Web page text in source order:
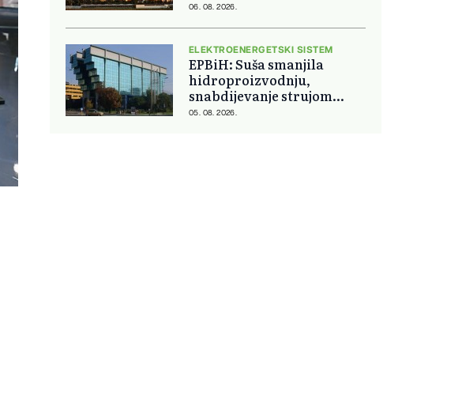
06. 08. 2026.
ELEKTROENERGETSKI SISTEM
EPBiH: Suša smanjila
hidroproizvodnju,
snabdijevanje strujom
ostaje stabilno
05. 08. 2026.